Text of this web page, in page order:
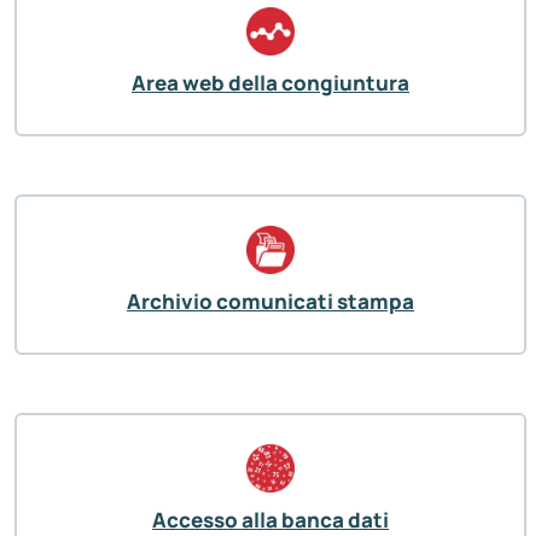
Area web della congiuntura
Archivio comunicati stampa
Accesso alla banca dati